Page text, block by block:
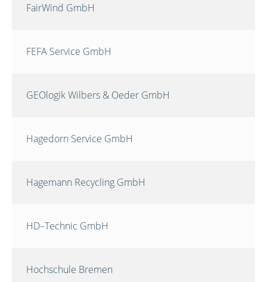
FairWind GmbH
FEFA Service GmbH
GEOlogik Wilbers & Oeder GmbH
Hagedorn Service GmbH
Hagemann Recycling GmbH
HD–Technic GmbH
Hochschule Bremen